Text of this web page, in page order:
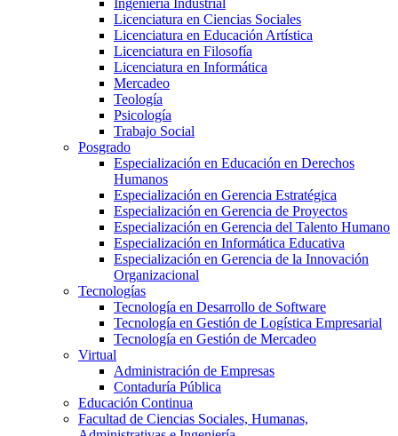
Ingeniería Industrial
Licenciatura en Ciencias Sociales
Licenciatura en Educación Artística
Licenciatura en Filosofía
Licenciatura en Informática
Mercadeo
Teología
Psicología
Trabajo Social
Posgrado
Especialización en Educación en Derechos
Humanos
Especialización en Gerencia Estratégica
Especialización en Gerencia de Proyectos
Especialización en Gerencia del Talento Humano
Especialización en Informática Educativa
Especialización en Gerencia de la Innovación
Organizacional
Tecnologías
Tecnología en Desarrollo de Software
Tecnología en Gestión de Logística Empresarial
Tecnología en Gestión de Mercadeo
Virtual
Administración de Empresas
Contaduría Pública
Educación Continua
Facultad de Ciencias Sociales, Humanas,